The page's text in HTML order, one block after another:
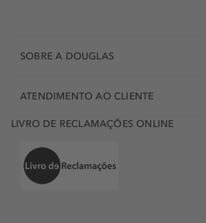
SOBRE A DOUGLAS
ATENDIMENTO AO CLIENTE
LIVRO DE RECLAMAÇÕES ONLINE